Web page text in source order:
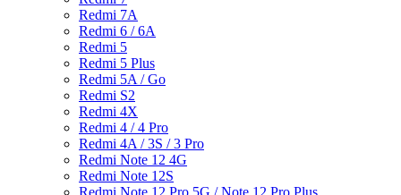
Redmi 7A
Redmi 6 / 6A
Redmi 5
Redmi 5 Plus
Redmi 5A / Go
Redmi S2
Redmi 4X
Redmi 4 / 4 Pro
Redmi 4A / 3S / 3 Pro
Redmi Note 12 4G
Redmi Note 12S
Redmi Note 12 Pro 5G / Note 12 Pro Plus